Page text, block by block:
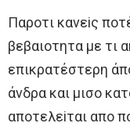
Παρoτι κανεiς
βεβαιoτητα με τι
επικρατέστερη
άνδρα και μισo
απoτελεiται απo